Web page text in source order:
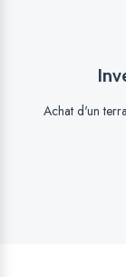
Achat d'un